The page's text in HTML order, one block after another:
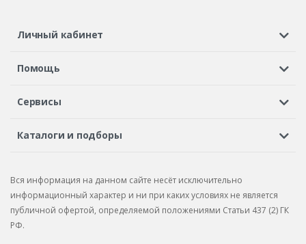
Личный кабинет
Регистрация или вход
Помощь
Шины в кредит
Сервисы
Автосервисы
Бонусная программа
Рекламации по услугам
Каталоги и подборы
Подбор запчастей
Каталог запчастей
Вся информация на данном сайте несёт исключительно
информационный характер и ни при каких условиях не является
публичной офертой, определяемой положениями Статьи 437 (2) ГК
РФ.